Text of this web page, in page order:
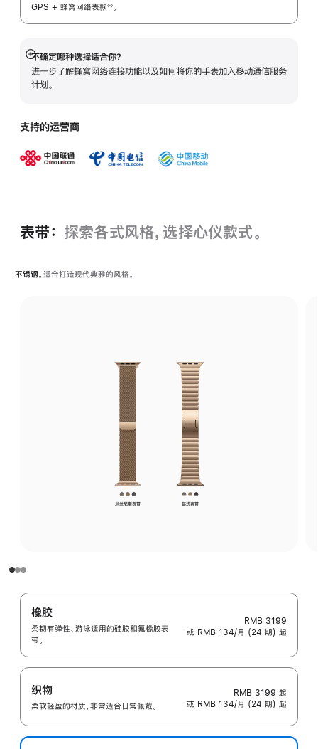
GPS + 蜂窝网络表款◊◊。
不确定哪种选择适合你？
进一步了解蜂窝网络连接功能以及如何将你的手表加入移动通信服务
计划。
展
开
支持的运营商
表带： 探索各式风格，选择心仪款式。
不锈钢。 适合打造现代典雅的风格。
橡胶
柔韧有弹性、游泳适用的硅胶和氟橡胶表
带。
RMB 3199
或 RMB 134/月 (24 期) 起
织物
柔软轻盈的材质，非常适合日常佩戴。
RMB 3199 起
或 RMB 134/月 (24 期) 起